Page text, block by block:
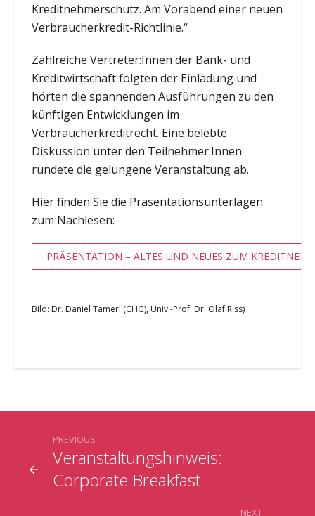
Kreditnehmerschutz. Am Vorabend einer neuen
Verbraucherkredit-Richtlinie.“
Zahlreiche Vertreter:Innen der Bank- und
Kreditwirtschaft folgten der Einladung und
hörten die spannenden Ausführungen zu den
künftigen Entwicklungen im
Verbraucherkreditrecht. Eine belebte
Diskussion unter den Teilnehmer:Innen
rundete die gelungene Veranstaltung ab.
Hier finden Sie die Präsentationsunterlagen
zum Nachlesen:
PRÄSENTATION – ALTES UND NEUES ZUM
Bild: Dr. Daniel Tamerl (CHG), Univ.-Prof. Dr. Olaf Riss)
Veranstaltungshinweis:
Corporate Breakfast
PREVIOUS
NEXT